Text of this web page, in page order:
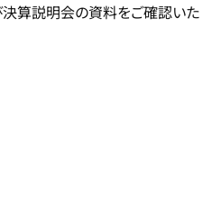
算説明会の資料をご確認いた